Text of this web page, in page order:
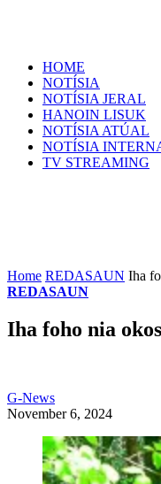
HOME
NOTÍSIA
NOTÍSIA JERAL
HANOIN LISUK
NOTÍSIA ATÚAL
NOTÍSIA
TV STREAMING
Home REDASAUN Iha
REDASAUN
Iha foho nia
G-News
November 6, 2024